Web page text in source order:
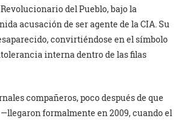
del Pueblo, bajo la
acusación de ser agente de la CIA. Su
convirtiéndose en el símbolo
interna dentro de las filas
compañeros, poco después de que
formalmente en 2009, cuando el